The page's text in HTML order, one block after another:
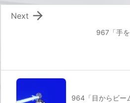
967「手を

Next
964「目からビー